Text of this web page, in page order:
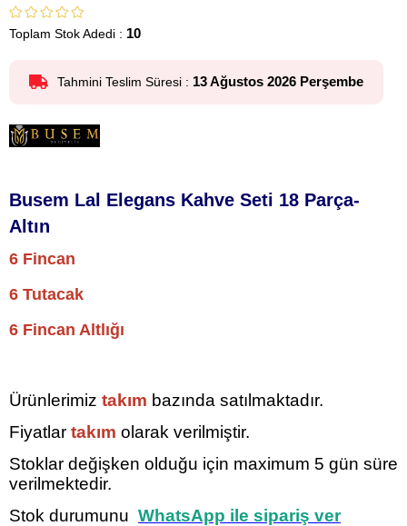
Toplam Stok Adedi : 10
Tahmini Teslim Süresi : 13 Ağustos 2026 Perşembe
Busem Lal Elegans Kahve Seti 18 Parça-
Altın
6 Fincan
6 Tutacak
6 Fincan Altlığı
Ürünlerimiz takım bazında satılmaktadır.
Fiyatlar takım olarak verilmiştir.
Stoklar değişken olduğu için maximum 5 gün süre
verilmektedir.
Stok durumunu WhatsApp ile sipariş ver